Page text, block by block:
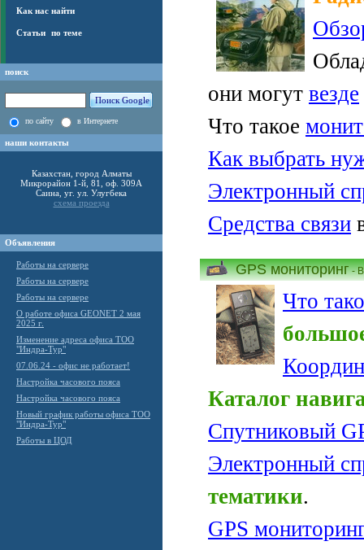
они могут везде
Что такое
Как выбрать
Электронный
Средства связи
GPS мониторинг-
Что
Каталог
Спутниковый
Электронный
тематики.
GPS
Как нас найти
Статьи по теме
поиск
по сайту в Интернете
наши контакты
Казахстан, город Алматы
Микрорайон 1-й, 81, оф. 309А
Саина, уг. ул. Улугбека
схема проезда
Объявления
Работы на сервере
Работы на сервере
Работы на сервере
О работе офиса GEONET 2 мая
2025 г.
Изменение адреса офиса ТОО
"Индра-Тур"
07.06.24 - офис не работает!
Настройка часового пояса
Настройка часового пояса
Новый график работы офиса ТОО
"Индра-Тур"
Работы в ЦОД